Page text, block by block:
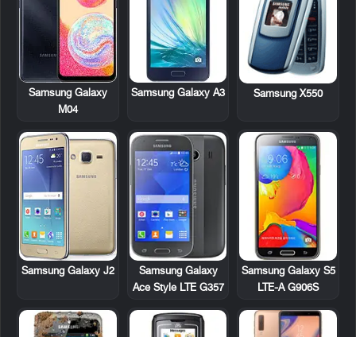
Samsung X550
Samsung Galaxy A3
Samsung Galaxy
M04
Samsung Galaxy S5
LTE-A G906S
Samsung Galaxy
Ace Style LTE G357
Samsung Galaxy J2